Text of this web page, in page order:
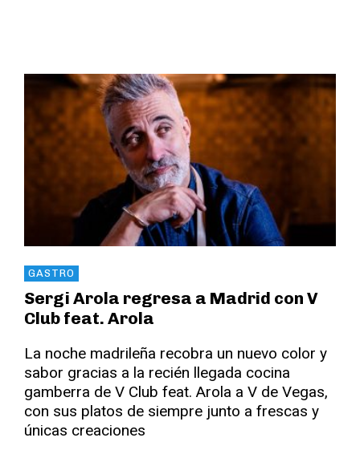
GASTRO
Sergi Arola regresa a Madrid con V
Club feat. Arola
La noche madrileña recobra un nuevo color y
sabor gracias a la recién llegada cocina
gamberra de V Club feat. Arola a V de Vegas,
con sus platos de siempre junto a frescas y
únicas creaciones